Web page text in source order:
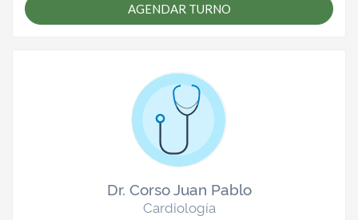
AGENDAR TURNO
Dr. Corso Juan Pablo
Cardiología